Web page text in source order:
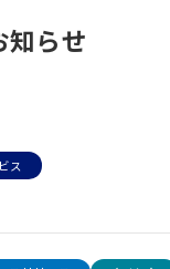
知らせ
ス